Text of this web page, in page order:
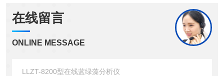
在线留言
ONLINE MESSAGE